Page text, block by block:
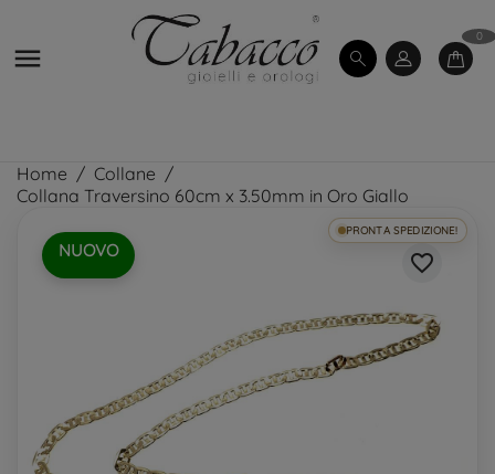

0
Home
Collane
Collana Traversino 60cm x 3.50mm in Oro Giallo
NUOVO
PRONTA SPEDIZIONE!
favorite_border